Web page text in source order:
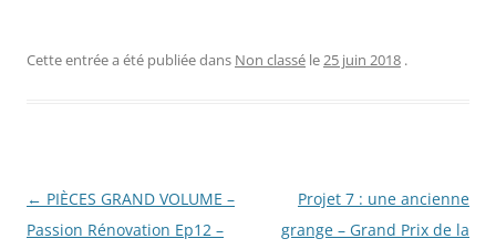
Cette entrée a été publiée dans Non classé le25 juin 2018 .
Navigation
des
← PIÈCES GRAND VOLUME –
Passion Rénovation Ep12 –
Projet 7 : une ancienne
grange – Grand Prix de la